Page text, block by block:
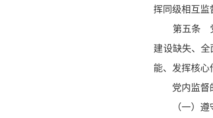
挥同级相互监
第五条 党
建设缺失、
能、发挥核心
党内监督的
（一）遵守